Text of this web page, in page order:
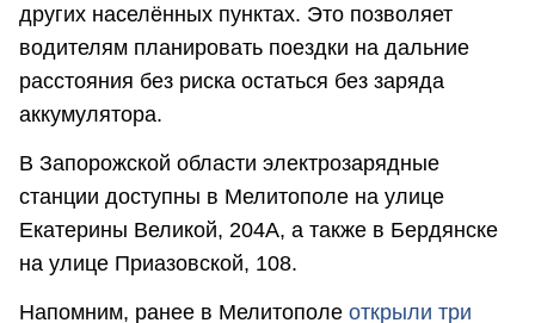
других населённых пунктах. Это позволяет
водителям планировать поездки на дальние
расстояния без риска остаться без заряда
аккумулятора.
В Запорожской области электрозарядные
станции доступны в Мелитополе на улице
Екатерины Великой, 204А, а также в Бердянске
на улице Приазовской, 108.
Напомним, ранее в Мелитополе открыли три